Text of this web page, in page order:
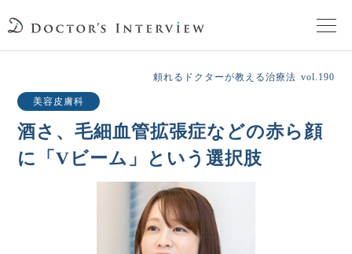
頼れるドクターが教える治療法
街の頼れるドクターたち
頼れるドクターが教える治療法 vol.190
美容皮膚科
酒さ、毛細血管拡張症などの赤ら顔
に「Vビーム」という選択肢